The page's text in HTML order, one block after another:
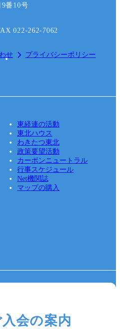
番10号
022-262-7062
せ
プライバシーポリシー
東経連の活動
東北ハウス
わきたつ東北
政策要望活動
カーボンニュートラル
行事スケジュール
Net機関誌
マップの購入